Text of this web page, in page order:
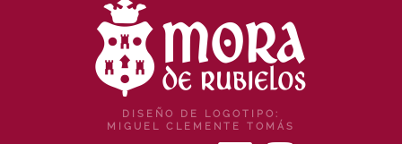
DISEÑO DE LOGOTIPO:
MIGUEL CLEMENTE TOMÁS